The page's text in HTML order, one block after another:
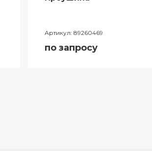
Артикул: 89260469
по запросу